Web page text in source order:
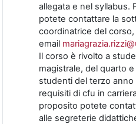
allegata e nel syllabus.
potete contattare la
coordinatrice del corso,
email
Il corso è rivolto a
magistrale, del quarto
studenti del terzo
requisiti di cfu in
proposito potete
alle segreterie